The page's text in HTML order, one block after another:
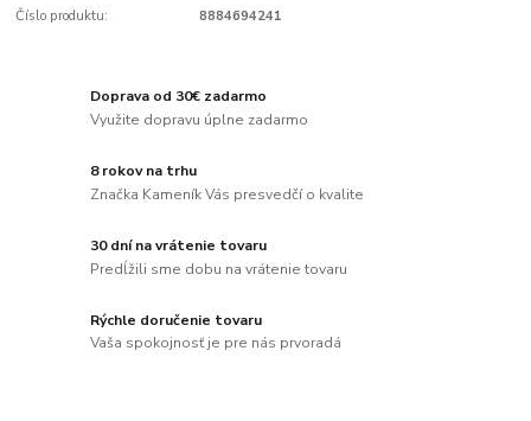
Číslo produktu: 8884694241
Doprava od 30€ zadarmo
Využite dopravu úplne zadarmo
8 rokov na trhu
Značka Kameník Vás presvedčí o kvalite
30 dní na vrátenie tovaru
Predĺžili sme dobu na vrátenie tovaru
Rýchle doručenie tovaru
Vaša spokojnosť je pre nás prvoradá